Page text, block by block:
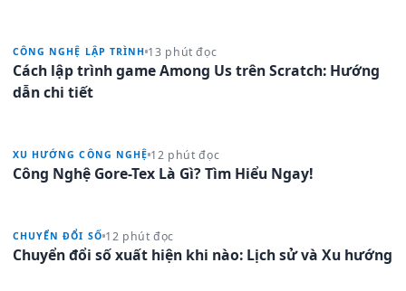
CÔNG NGHỆ LẬP TRÌNH 13 phút đọc
Cách lập trình game Among Us trên Scratch: Hướng
dẫn chi tiết
XU HƯỚNG CÔNG NGHỆ 12 phút đọc
Công Nghệ Gore-Tex Là Gì? Tìm Hiểu Ngay!
CHUYỂN ĐỔI SỐ 12 phút đọc
Chuyển đổi số xuất hiện khi nào: Lịch sử và Xu hướng